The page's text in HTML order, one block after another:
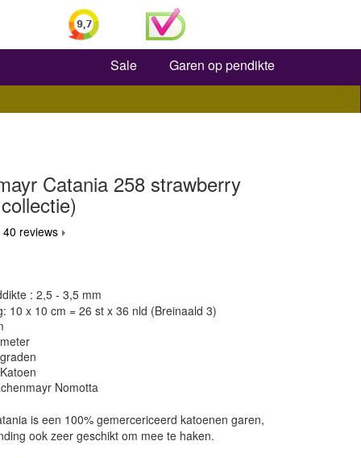
Zoeken
Sale Garen op pendikte
Catania 258 strawberry
40 reviews
: 2,5 - 3,5 mm
10 x 10 cm = 26 st x 36 nld (Breinaald 3)
Nomotta
is een 100% gemercericeerd katoenen garen,
ook zeer geschikt om mee te haken.